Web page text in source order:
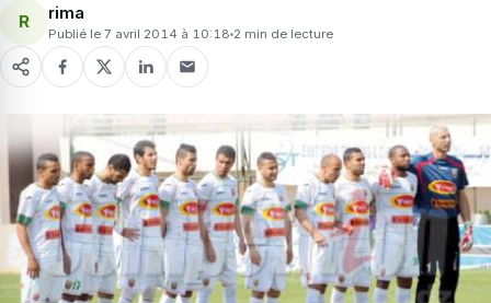
R rima
Publié le 7 avril 2014 à 10:18 2 min de lecture